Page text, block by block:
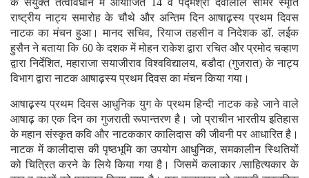
के संयुक्त तत्वावधान में आयोजित 14 वे पद्मश्री देवीलाल सामर स्मृति
राष्ट्रीय नाट्य समारोह के चौथे और अन्तिम दिन आषाढ़़स्य प्रथम दिवस
नाटक का मंचन हुआ। मानद सचिव, रियाज तहसीन व निदेशक डाॅ. लईक
हुसैन ने बताया कि 60 के दशक में मोहन राकेश द्वारा रचित और प्रमोद चव्हाण
द्वारा निर्देशित, महाराजा सयाजीराव विश्वविद्यालय, बडौदा (गुजरात) के नाट्य
विभाग द्वारा नाटक आषाढ़़स्य प्रथम दिवस का मंचन किया गया।
आषाढ़़स्य प्रथम दिवस आधुनिक युग के प्रथम हिन्दी नाटक कहे जाने वाले
आषाढ़ का एक दिन का गुजराती रूपान्तरण है। जो प्राचीन भारतीय इतिहास
के महान संस्कृत कवि और नाटककार कालिदास की जीवनी पर आधारित है।
नाटक में कालीदास की पृष्ठभूमि का उपयोग आधुनिक, समकालीन स्थितियों
को चित्रित करने के लिये किया गया है। जिसमें कलाकार /साहित्यकार के